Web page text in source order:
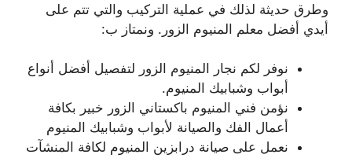
وطرق حديثة لذلك في عملية التركيب والتي تتم على
أيدي أفضل معلم المنيوم الزور. ونمتاز ب:
نوفر لكم نجار المنيوم الزور لتفصيل أفضل أنواع
أبواب وشبابيك المنيوم.
نؤمن فني المنيوم باكستاني الزور خبير بكافة
أعمال الفك والصيانة لأبواب وشبابيك المنيوم
نعمل على صيانة درابزين المنيوم لكافة المنشآت